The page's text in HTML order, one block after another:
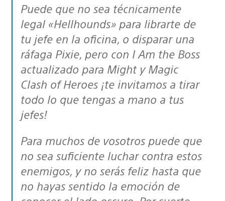
Puede que no sea técnicamente
legal «Hellhounds» para librarte de
tu jefe en la oficina, o disparar una
ráfaga Pixie, pero con I Am the Boss
actualizado para Might y Magic
Clash of Heroes ¡te invitamos a tirar
todo lo que tengas a mano a tus
jefes!
Para muchos de vosotros puede que
no sea suficiente luchar contra estos
enemigos, y no serás feliz hasta que
no hayas sentido la emoción de